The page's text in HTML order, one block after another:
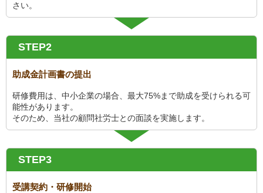
さい。
STEP2
助成金計画書の提出
研修費用は、中小企業の場合、最大75%まで助成を受けられる可
能性があります。
そのため、当社の顧問社労士との面談を実施します。
STEP3
受講契約・研修開始